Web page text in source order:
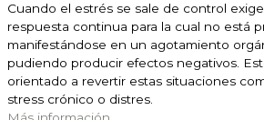
Cuando el estrés se sale de control
respuesta continua para la cual no está
manifestándose en un agotamiento
pudiendo producir efectos negativos.
orientado a revertir estas situaciones
stress crónico o distres.